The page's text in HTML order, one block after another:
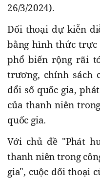
26/3/2024).
Đối thoại dự kiễn
bằng hình thức
phổ biến rộng rãi
trương, chính sách
đổi số quốc gia,
của thanh niên
quốc gia.
Với chủ đề "Phát
thanh niên trong
gia", cuộc đối thoại